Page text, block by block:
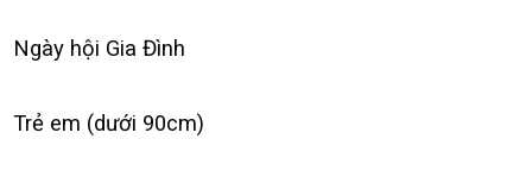
Ngày hội Gia Đình
Trẻ em (dưới 90cm)